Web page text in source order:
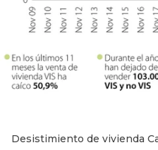
Desistimiento de vivienda